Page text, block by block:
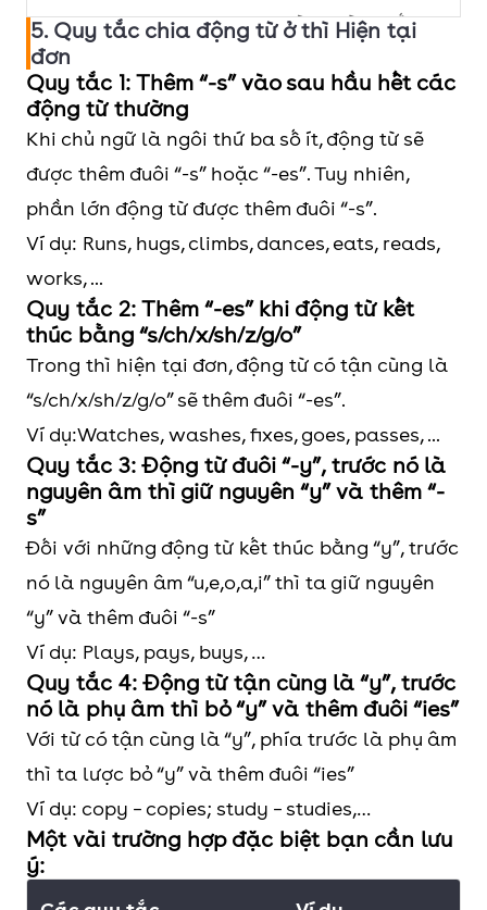
three/ four times…..
a day/ week/
month/ year: một
lần/ hai lần/ ba
lần/ bốn lần
……..mỗi ngày/
tuần/ tháng/ năm)
Tet.
- I come
home three
month.
thường dùng cấu
always + Ving
thay vì dùng với thì
hiện tại đơn.
Ví dụ: Your son is
Diễn tả một sự thật,
một chân lý
- 75% of Russian
territory is located
in Asia.
- In Vietnam,
women from 18
years old are able
to make marriage
registration
Diễn tả những sự
sắp xếp thời gian, cố
định và khó có khả
năng thay đổi như
lịch tàu, xe, máy
bay, lịch học, lịch
trình du lịch
- The flight from
HCMC to Singapore
departs at 8am
tomorrow
- The showcase of
Japanese pianists
starts at 6pm at
5. Quy tắc chia động từ ở thì Hiện tại
đơn
Quy tắc 1: Thêm “-s” vào sau hầu hết các
động từ thường
Khi chủ ngữ là ngôi thứ ba số ít, động từ sẽ
được thêm đuôi “-s” hoặc “-es”. Tuy nhiên,
phần lớn động từ được thêm đuôi “-s”.
Ví dụ: Runs, hugs, climbs, dances, eats, reads,
works, ...
Quy tắc 2: Thêm “-es” khi động từ kết
thúc bằng “s/ch/x/sh/z/g/o”
Trong thì hiện tại đơn, động từ có tận cùng là
“s/ch/x/sh/z/g/o” sẽ thêm đuôi “-es”.
Ví dụ:Watches, washes, fixes, goes, passes, ...
Quy tắc 3: Động từ đuôi “-y”, trước nó là
nguyên âm thì giữ nguyên “y” và thêm “-
s”
Đối với những động từ kết thúc bằng “y”, trước
nó là nguyên âm “u,e,o,a,i” thì ta giữ nguyên
“y” và thêm đuôi “-s”
Ví dụ: Plays, pays, buys, …
Quy tắc 4: Động từ tận cùng là “y”, trước
nó là phụ âm thì bỏ “y” và thêm đuôi “ies”
Với từ có tận cùng là “y”, phía trước là phụ âm
thì ta lược bỏ “y” và thêm đuôi “ies”
Ví dụ: copy – copies; study – studies,…
Một vài trường hợp đặc biệt bạn cần lưu
ý: